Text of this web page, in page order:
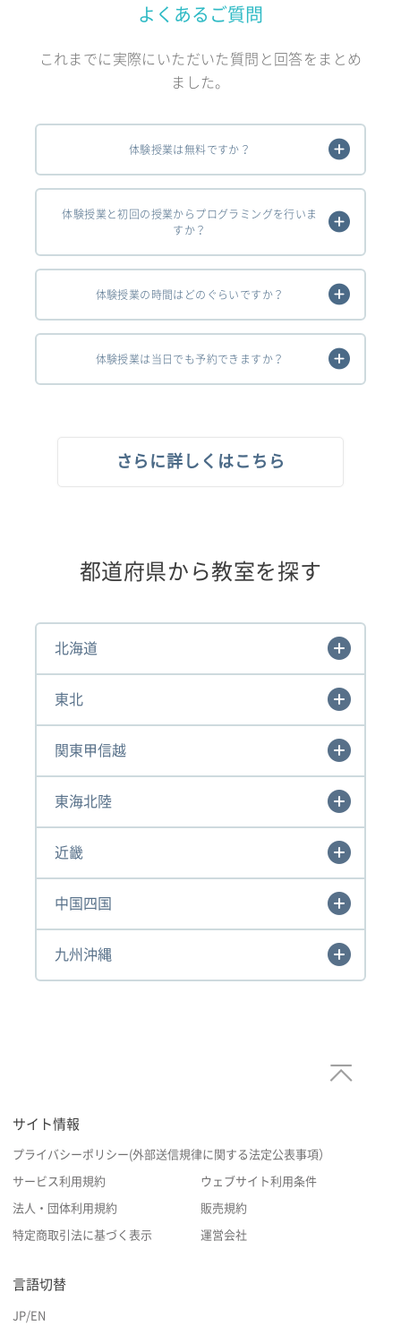
よくあるご質問
これまでに実際にいただいた質問と回答をまとめ
ました。
体験授業は無料ですか？
体験授業と初回の授業からプログラミングを行いま
すか？
体験授業の時間はどのぐらいですか？
体験授業は当日でも予約できますか？
さらに詳しくはこちら
都道府県から教室を探す
北海道
東北
関東甲信越
東海北陸
近畿
中国四国
九州沖縄
サイト情報
プライバシーポリシー(外部送信規律に関する法定公表事項）
サービス利用規約 ウェブサイト利用条件
法人・団体利用規約 販売規約
特定商取引法に基づく表示 運営会社
言語切替
JP/EN